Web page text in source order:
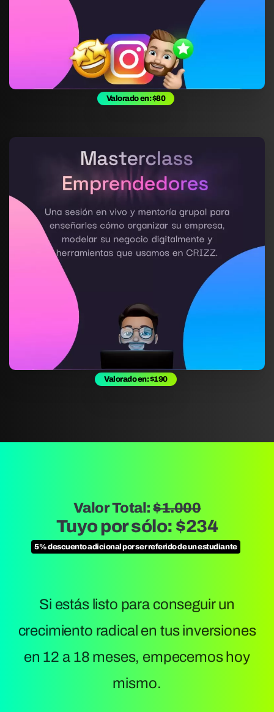
Valorado en: $80
Valorado en: $190
Valor Total:$1.000
Tuyo por sólo: $234
5% descuento adicional por ser referido de un estudiante
Si estás listo para conseguir un
crecimiento radical en tus inversiones
en 12 a 18 meses, empecemos hoy
mismo.